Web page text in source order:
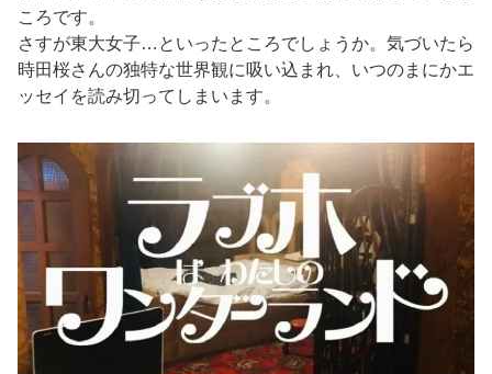
ころです。
さすが東大女子…といったところでしょうか。気づいたら
時田桜さんの独特な世界観に吸い込まれ、いつのまにかエ
ッセイを読み切ってしまいます。